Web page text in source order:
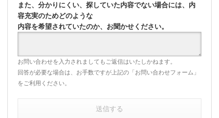
また、分かりにくい、探していた内容でない場合には、内
容充実のためどのような
内容を希望されていたのか、お聞かせください。
お問い合わせを入力されましてもご返信はいたしかねます。
回答が必要な場合は、お手数ですが上記の「お問い合わせフォーム」
をご利用ください。
送信する